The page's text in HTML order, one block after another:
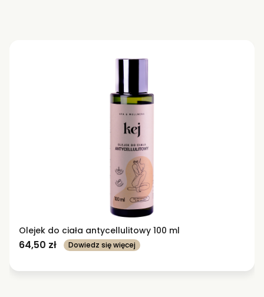
Olejek do ciała antycellulitowy 100 ml
64,50 zł Dowiedz się więcej